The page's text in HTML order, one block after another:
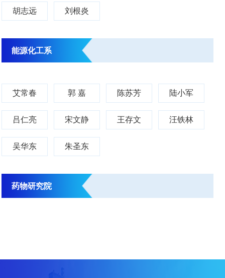
胡志远 刘根炎
能源化工系
艾常春 郭 嘉 陈苏芳 陆小军
吕仁亮 宋文静 王存文 汪铁林
吴华东 朱圣东
药物研究院